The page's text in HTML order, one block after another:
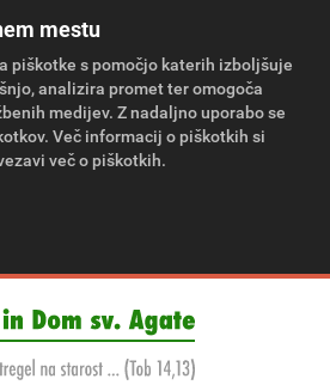
mestu
piškotke s pomočjo katerih izboljšuje
analizira promet ter omogoča
medijev. Z nadaljno uporabo se
Več informacij o piškotkih si
več o piškotkih.